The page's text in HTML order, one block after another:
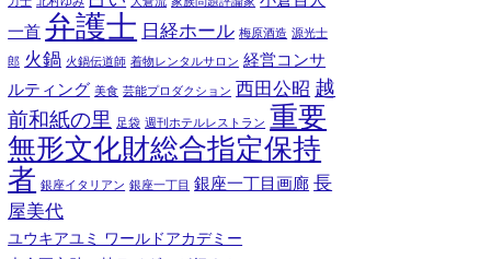
一首 弁護士 日経ホール 梅原酒造 源光士
郎 火鍋 火鍋伝道師 着物レンタルサロン 経営コンサ
ルティング 美食 芸能プロダクション 西田公昭 越
前和紙の里 足袋 週刊ホテルレストラン 重要
無形文化財総合指定保持
者 銀座イタリアン 銀座一丁目 銀座一丁目画廊 長
屋美代
ユウキアユミ ワールドアカデミー